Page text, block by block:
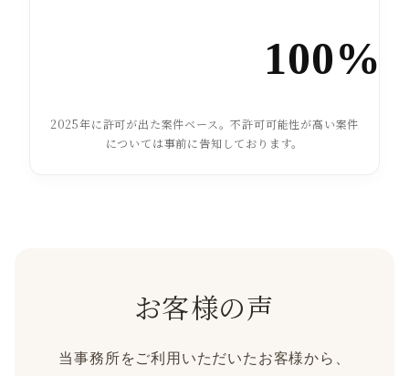
100%
2025年に許可が出た案件ベース。不許可可能性が高い案件
については事前に告知しております。
お客様の声
当事務所をご利用いただいたお客様から、